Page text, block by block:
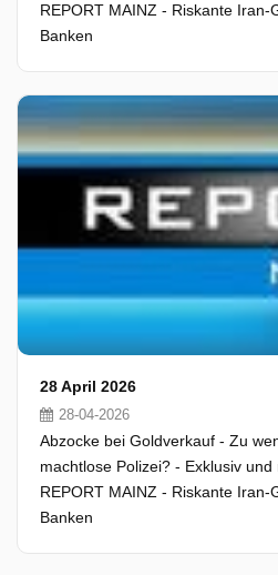
REPORT MAINZ - Riskante Iran-
Banken
28 April 2026
28-04-2026
Abzocke bei Goldverkauf - Zu
machtlose Polizei? - Exklusiv
REPORT MAINZ - Riskante Iran-
Banken